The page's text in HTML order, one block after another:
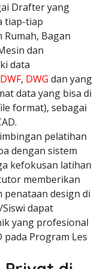
Drafter yang
tiap-tiap
Bagan
dan
data
DWF, DWG dan yang
data yang bisa di
format), sebagai
pelatihan
dengan sistem
kefokusan latihan
memberikan
design di
dapat
yang profesional
Program Les